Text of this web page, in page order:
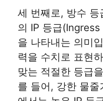
세 번째로, 방수 등
의 IP 등급
을 나타내는 의미
력을 수치로 표현
맞는 적절한 등급
를 들어, 강한 물